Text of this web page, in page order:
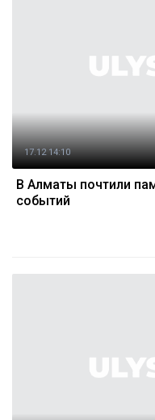
17.12 14:10
В Алматы почтили
событий